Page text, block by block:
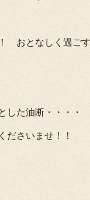
おとなしく過ごす
した油断・・・・
ださいませ！！